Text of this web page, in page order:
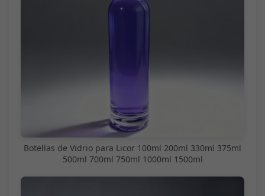
Botellas de Vidrio para Licor 100ml 200ml 330ml 375ml
500ml 700ml 750ml 1000ml 1500ml